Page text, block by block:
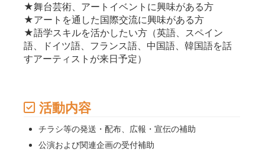
★舞台芸術、アートイベントに興味がある方
★アートを通した国際交流に興味がある方
★語学スキルを活かしたい方（英語、スペイン
語、ドイツ語、フランス語、中国語、韓国語を話
すアーティストが来日予定）
活動内容
チラシ等の発送・配布、広報・宣伝の補助
公演および関連企画の受付補助